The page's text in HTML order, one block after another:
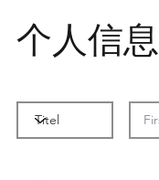
个人信息